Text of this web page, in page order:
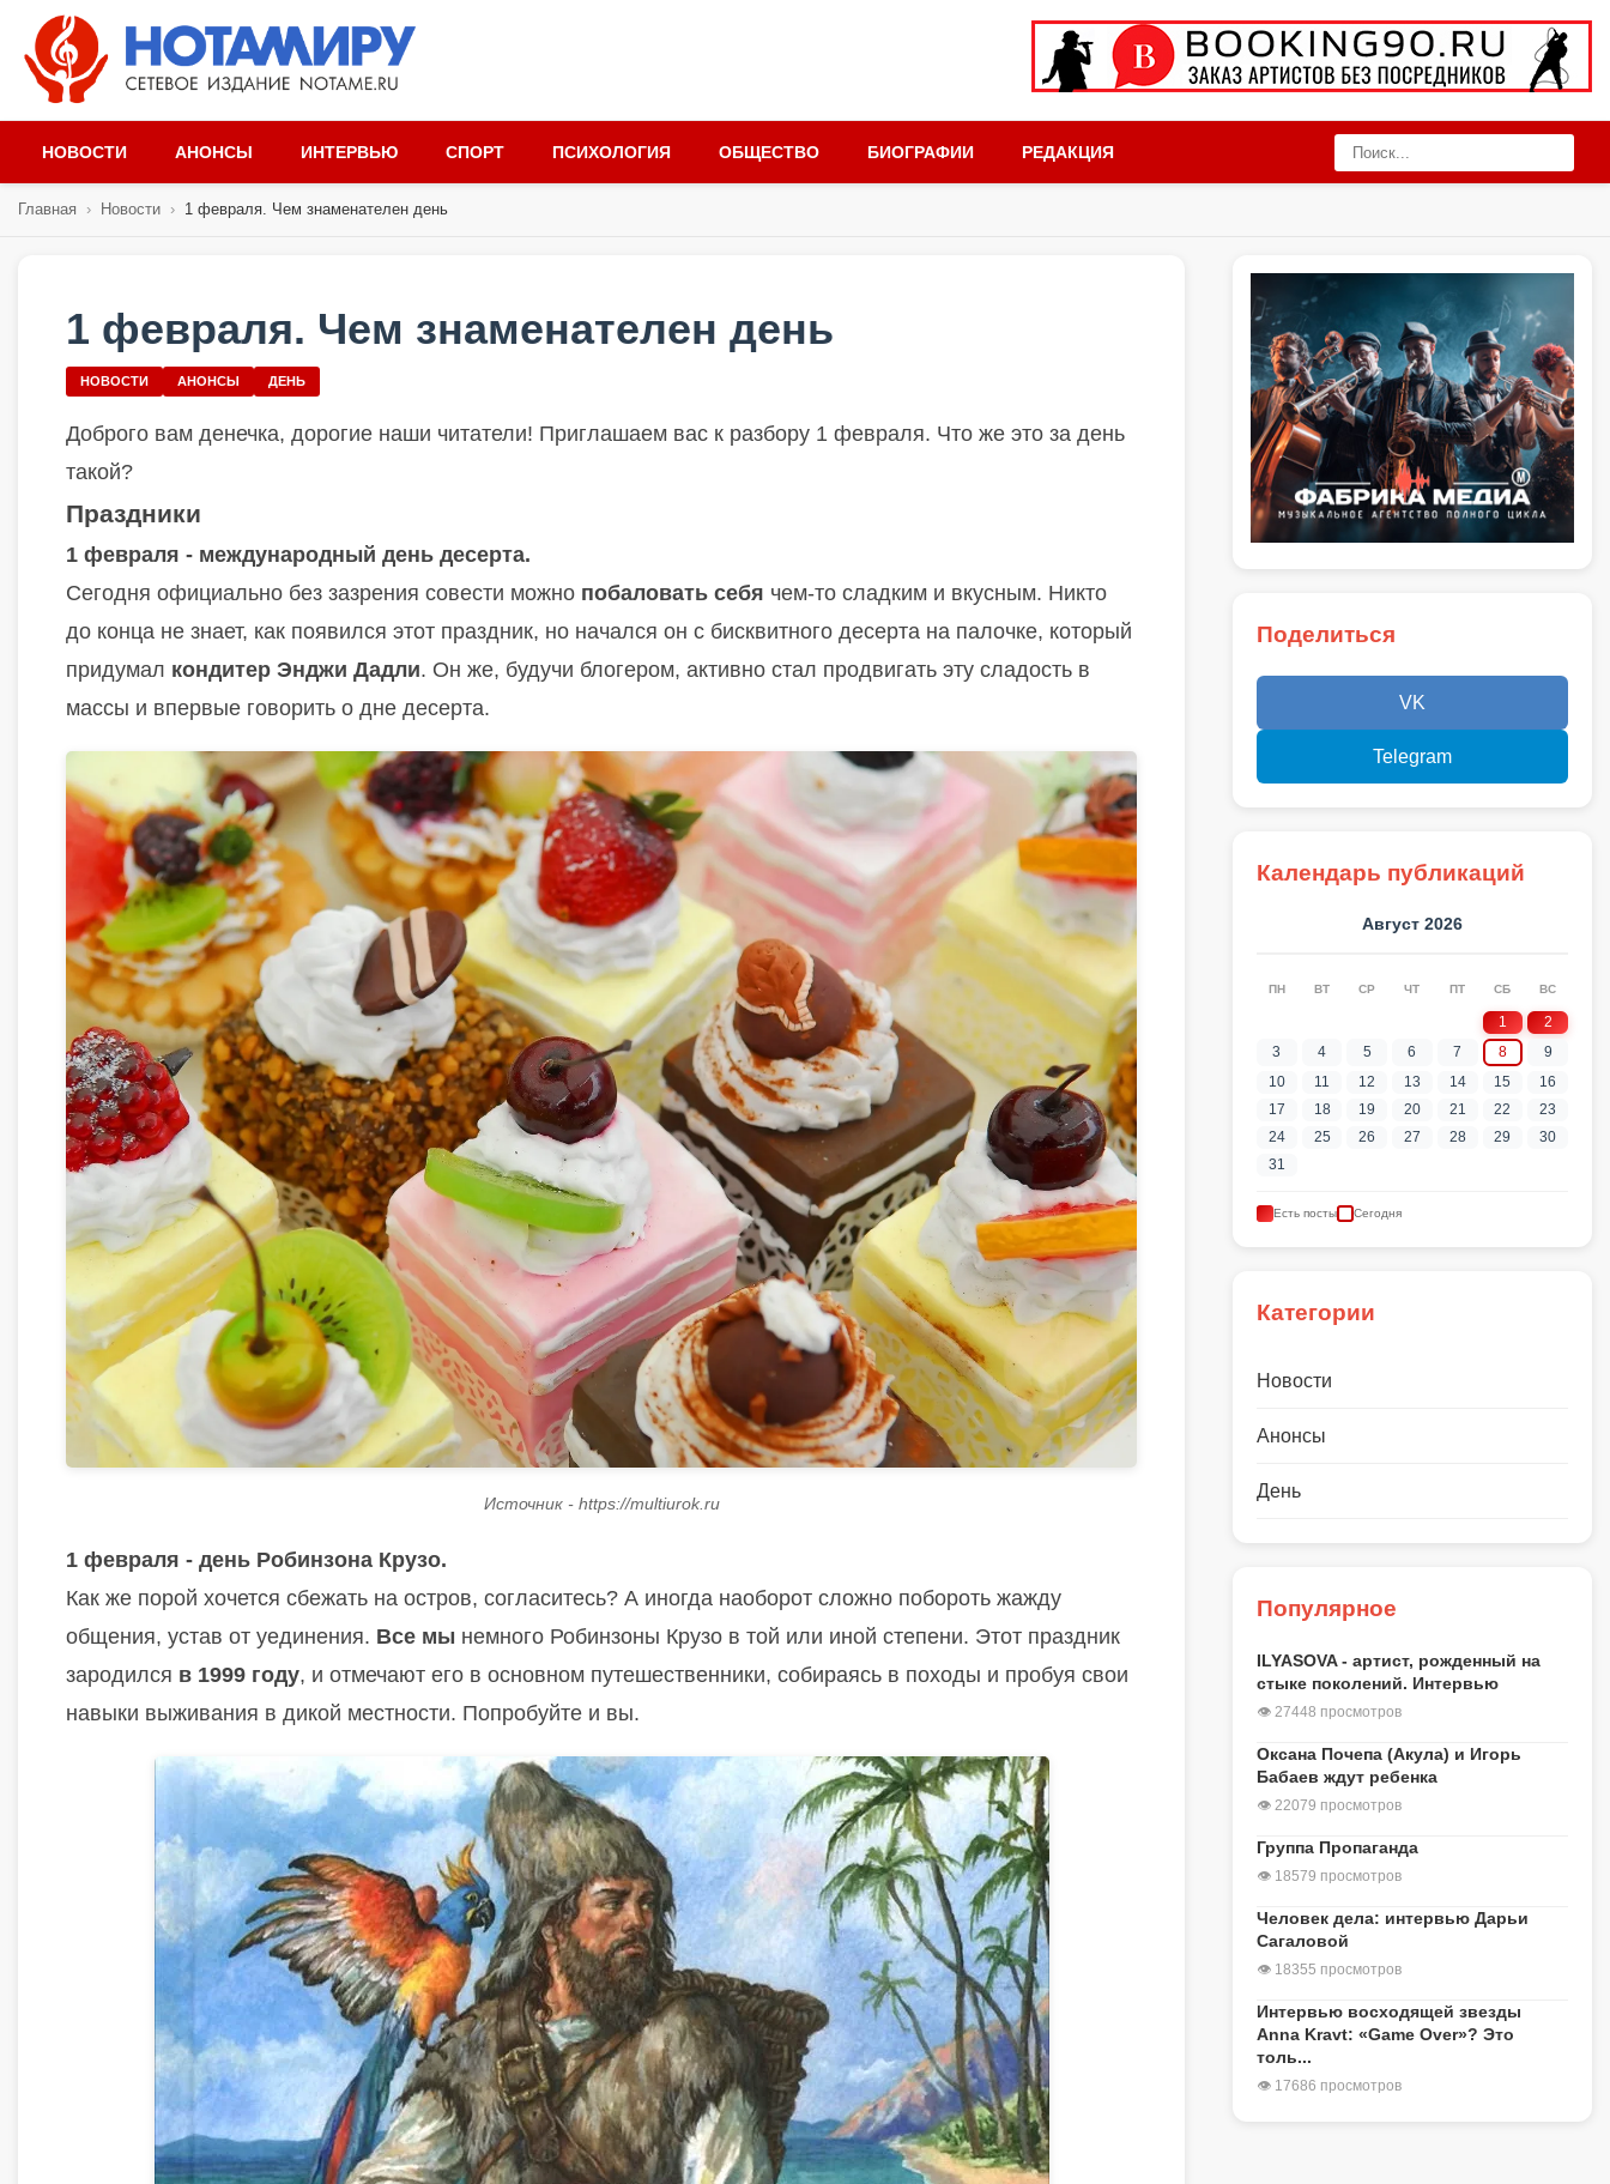
НОВОСТИ АНОНСЫ ИНТЕРВЬЮ СПОРТ ПСИХОЛОГИЯ ОБЩЕСТВО БИОГРАФИИ РЕДАКЦИЯ
Главная › Новости › 1 февраля. Чем знаменателен день
1 февраля. Чем знаменателен день
НОВОСТИ АНОНСЫ ДЕНЬ
Доброго вам денечка, дорогие наши читатели! Приглашаем вас к разбору 1 февраля. Что же это за день
такой?
Праздники
1 февраля - международный день десерта.
Сегодня официально без зазрения совести можно побаловать себя чем-то сладким и вкусным. Никто
до конца не знает, как появился этот праздник, но начался он с бисквитного десерта на палочке, который
придумал кондитер Энджи Дадли. Он же, будучи блогером, активно стал продвигать эту сладость в
массы и впервые говорить о дне десерта.
Источник - https://multiurok.ru
1 февраля - день Робинзона Крузо.
Как же порой хочется сбежать на остров, согласитесь? А иногда наоборот сложно побороть жажду
общения, устав от уединения. Все мы немного Робинзоны Крузо в той или иной степени. Этот праздник
зародился в 1999 году, и отмечают его в основном путешественники, собираясь в походы и пробуя свои
навыки выживания в дикой местности. Попробуйте и вы.
Поделиться
VK
Telegram
Календарь публикаций
Август 2026
ПН ВТ СР ЧТ ПТ СБ ВС
1
2
3
4 5 6 7 8
9
10
11 12 13 14 15
16
17
18 19 20 21 22
23
24
25 26 27 28 29
30
31
Есть посты Сегодня
Категории
Новости
Анонсы
День
Популярное
ILYASOVA - артист, рожденный на
стыке поколений. Интервью
👁 27448 просмотров
Оксана Почепа (Акула) и Игорь
Бабаев ждут ребенка
👁 22079 просмотров
Группа Пропаганда
👁 18579 просмотров
Человек дела: интервью Дарьи
Сагаловой
👁 18355 просмотров
Интервью восходящей звезды
Anna Kravt: «Game Over»? Это
толь...
👁 17686 просмотров